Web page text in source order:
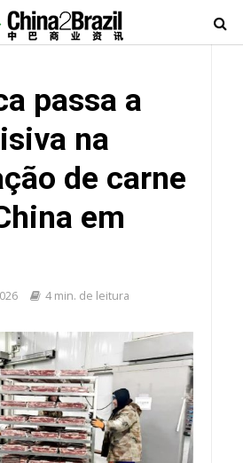
passa a
na
de carne
em
4 min. de leitura